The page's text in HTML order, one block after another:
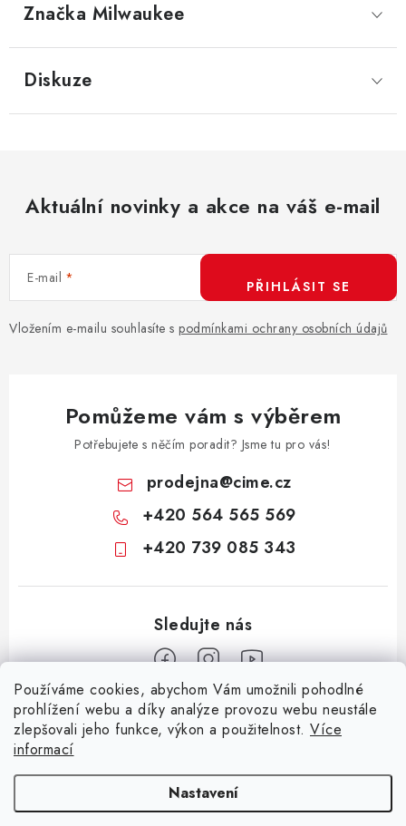
Používáme cookies, abychom Vám umožnili pohodlné
prohlížení webu a díky analýze provozu webu neustále
zlepšovali jeho funkce, výkon a použitelnost. Více
informací
Nastavení
Značka Milwaukee
Diskuze
Aktuální novinky a akce na váš e-mail
E-mail
Vložením e-mailu souhlasíte s podmínkami ochrany osobních údajů
PŘIHLÁSIT SE
Pomůžeme vám s výběrem
Potřebujete s něčím poradit? Jsme tu pro vás!
prodejna@cime.cz
+420 564 565 569
+420 739 085 343
Informace pro vás
Billy Goat Walker
Zemědělská technika Komunální technika